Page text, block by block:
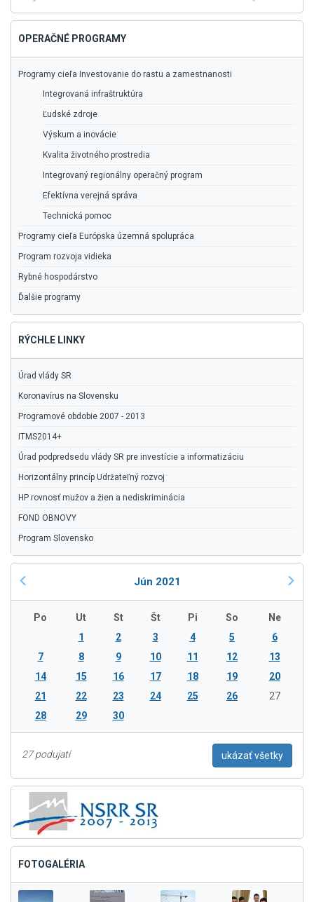
OPERAČNÉ PROGRAMY
Programy cieľa Investovanie do rastu a zamestnanosti
Integrovaná infraštruktúra
Ľudské zdroje
Výskum a inovácie
Kvalita životného prostredia
Integrovaný regionálny operačný program
Efektívna verejná správa
Technická pomoc
Programy cieľa Európska územná spolupráca
Program rozvoja vidieka
Rybné hospodárstvo
Ďalšie programy
RÝCHLE LINKY
Úrad vlády SR
Koronavírus na Slovensku
Programové obdobie 2007 - 2013
ITMS2014+
Úrad podpredsedu vlády SR pre investície a informatizáciu
Horizontálny princíp Udržateľný rozvoj
HP rovnosť mužov a žien a nediskriminácia
FOND OBNOVY
Program Slovensko
Jún 2021
Po Ut St Št Pi So
Ne
1
2 3 4 5
6
7
8 9 10 11 12
13
14
15 16 17 18 19
20
21
22 23 24 25 26
27
28
29 30
27 podujatí ukázať všetky
FOTOGALÉRIA